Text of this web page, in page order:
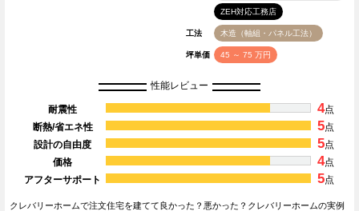
ZEH対応工務店
工法 木造（軸組・パネル工法）
坪単価 45 ～ 75 万円
性能レビュー
耐震性 4点
断熱/省エネ性
5点
設計の自由度
5点
価格
4点
アフターサポート
5点
クレバリーホームで注文住宅を建てて良かった？悪かった？クレバリーホームの実例